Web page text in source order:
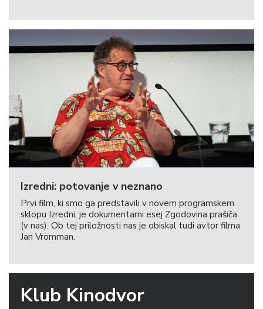
Izredni: potovanje v neznano
Prvi film, ki smo ga predstavili v novem programskem
sklopu Izredni, je dokumentarni esej Zgodovina prašiča
(v nas). Ob tej priložnosti nas je obiskal tudi avtor filma
Jan Vromman.
Klub Kinodvor